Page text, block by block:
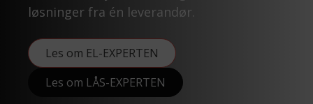
løsninger fra én leverandør.
Les om EL-EXPERTEN
Les om LÅS-EXPERTEN